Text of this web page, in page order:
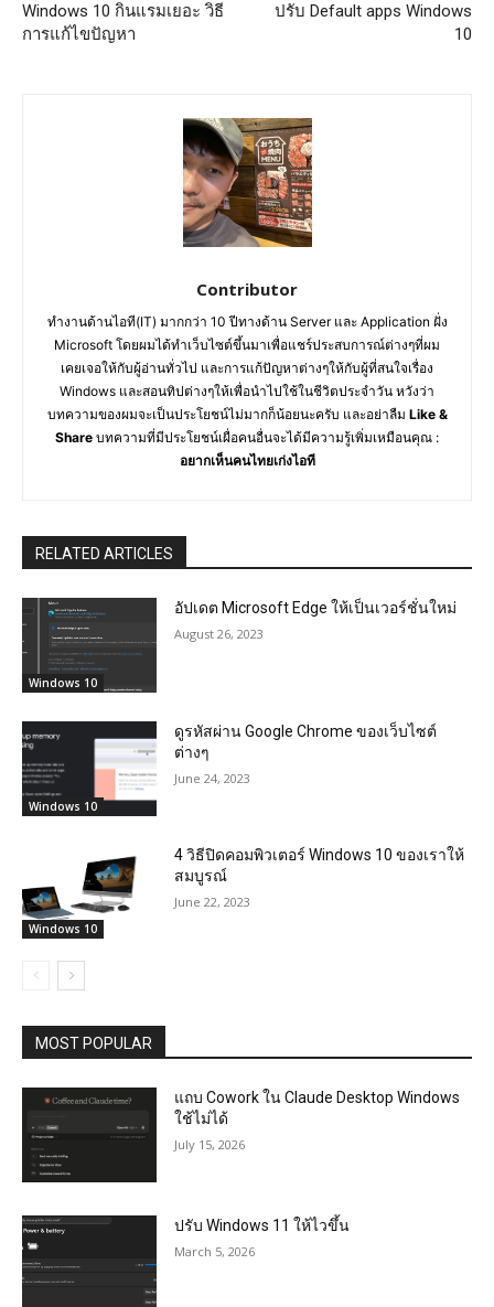
Windows 10 กินแรมเยอะ วิธี
การแก้ไขปัญหา
ปรับ Default apps Windows
10
Contributor
ทำงานด้านไอที(IT) มากกว่า 10 ปีทางด้าน Server และ Application ฝั่ง
Microsoft โดยผมได้ทำเว็บไซต์ขึ้นมาเพื่อแชร์ประสบการณ์ต่างๆที่ผม
เคยเจอให้กับผู้อ่านทั่วไป และการแก้ปัญหาต่างๆให้กับผู้ที่สนใจเรื่อง
Windows และสอนทิปต่างๆให้เพื่อนำไปใช้ในชีวิตประจำวัน หวังว่า
บทความของผมจะเป็นประโยชน์ไม่มากก็น้อยนะครับ และอย่าลืม Like &
Share บทความที่มีประโยชน์เผื่อคนอื่นจะได้มีความรู้เพิ่มเหมือนคุณ :
อยากเห็นคนไทยเก่งไอที
RELATED ARTICLES
Windows 10
อัปเดต Microsoft Edge ให้เป็นเวอร์ชั่นใหม่
August 26, 2023
Windows 10
ดูรหัสผ่าน Google Chrome ของเว็บไซต์
ต่างๆ
June 24, 2023
Windows 10
4 วิธีปิดคอมพิวเตอร์ Windows 10 ของเราให้
สมบูรณ์
June 22, 2023
MOST POPULAR
แถบ Cowork ใน Claude Desktop Windows
ใช้ไม่ได้
July 15, 2026
ปรับ Windows 11 ให้ไวขึ้น
March 5, 2026